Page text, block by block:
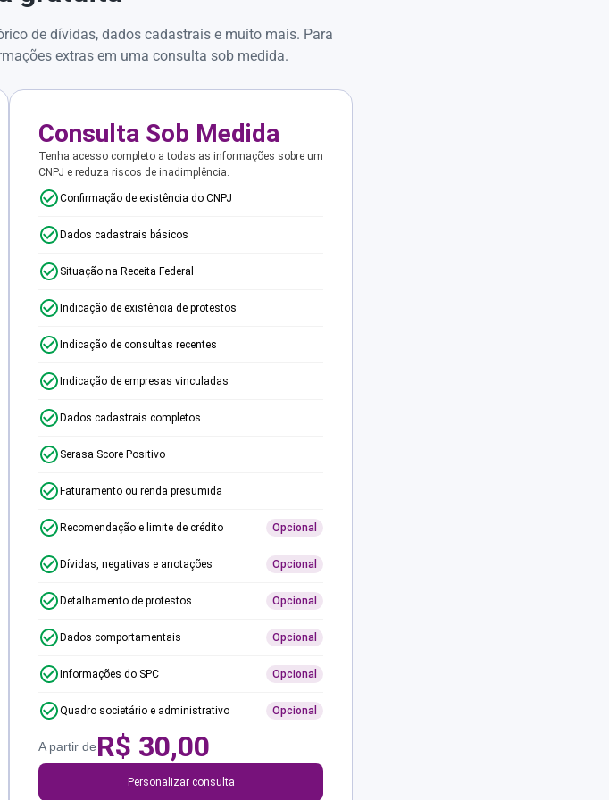
de dívidas, dados cadastrais e muito mais. Para
extras em uma consulta sob medida.
Consulta Sob Medida
Tenha acesso completo a todas as informações sobre um
CNPJ e reduza riscos de inadimplência.
Confirmação de existência do CNPJ
Dados cadastrais básicos
Situação na Receita Federal
Indicação de existência de protestos
Indicação de consultas recentes
Indicação de empresas vinculadas
Dados cadastrais completos
Serasa Score Positivo
Faturamento ou renda presumida
Recomendação e limite de crédito Opcional
Dívidas, negativas e anotações Opcional
Detalhamento de protestos Opcional
Dados comportamentais Opcional
Informações do SPC Opcional
Quadro societário e administrativo Opcional
A partir deR$ 30,00
Personalizar consulta